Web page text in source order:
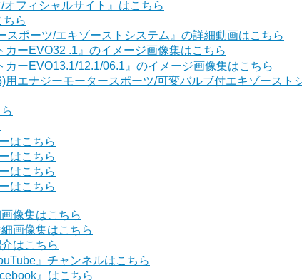
オフィシャルサイト』はこちら
ちら
スポーツ/エキゾーストシステム』の詳細動画はこちら
カーEVO32 .1』のイメージ画像集はこちら
カーEVO13.1/12.1/06.1』のイメージ画像集はこちら
用エナジーモータースポーツ/可変バルブ付エキゾースト
はこちら
はこちら
はこちら
はこちら
像集はこちら
画像集はこちら
はこちら
』チャンネルはこちら
』はこちら